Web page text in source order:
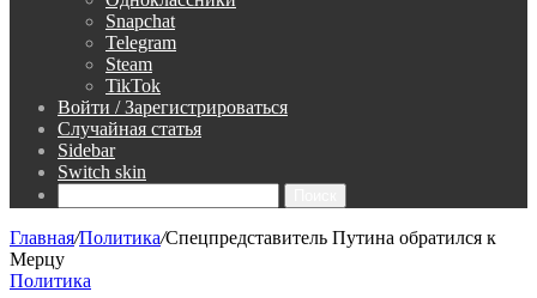
Snapchat
Telegram
Steam
TikTok
Войти / Зарегистрироваться
Случайная статья
Sidebar
Switch skin
Главная/Политика/Спецпредставитель Путина обратился к
Мерцу
Политика